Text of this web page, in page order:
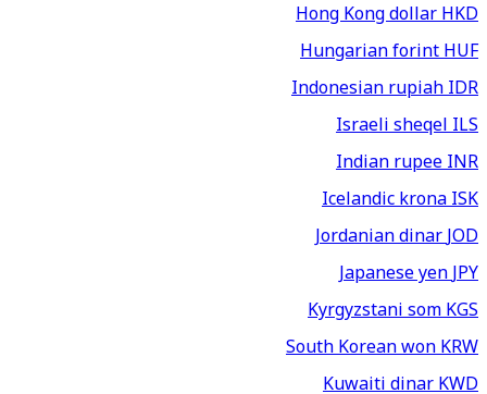
Hong Kong dollarHKD
Hungarian forintHUF
Indonesian rupiahIDR
Israeli sheqelILS
Indian rupeeINR
Icelandic kronaISK
Jordanian dinarJOD
Japanese yenJPY
Kyrgyzstani somKGS
South Korean wonKRW
Kuwaiti dinarKWD